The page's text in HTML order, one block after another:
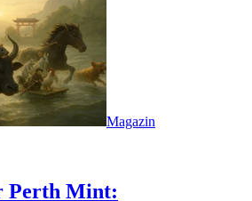
Magazin
Perth Mint: